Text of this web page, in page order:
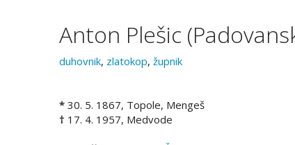
Anton Plešic
duhovnik, zlatokop, župnik
* 30. 5. 1867, Topole, Mengeš
† 17. 4. 1957, Medvode